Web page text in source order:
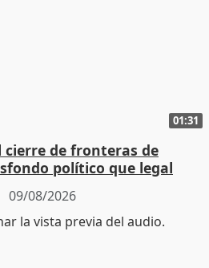
01:31
cierre de fronteras de
político que legal
09/08/2026